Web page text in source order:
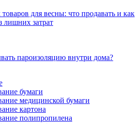
для весны: что продавать и как
лишних затрат
пароизоляцию внутри дома?
бумаги
медицинской бумаги
картона
полипропилена